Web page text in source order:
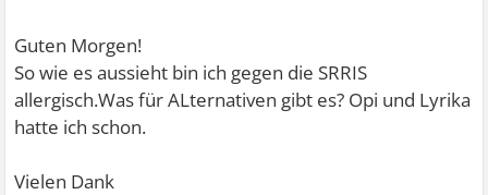
Guten Morgen!
So wie es aussieht bin ich gegen die SRRIS
allergisch.Was für ALternativen gibt es? Opi und Lyrika
hatte ich schon.
Vielen Dank